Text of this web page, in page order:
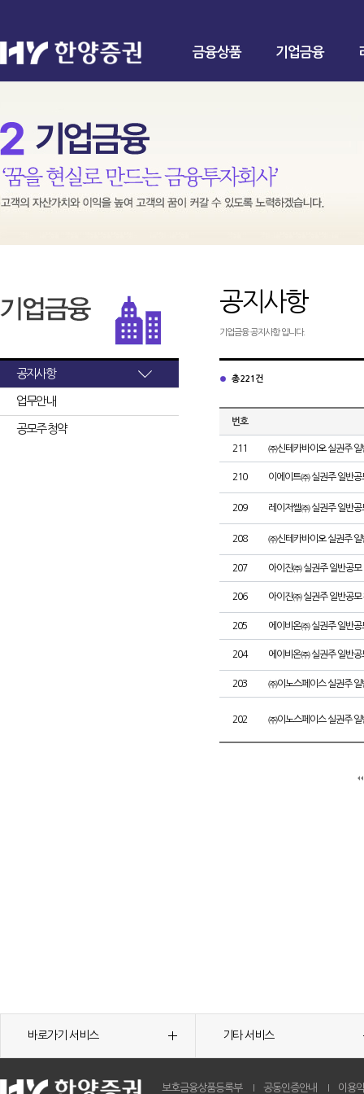
금융상품 기업금융
공지사항
업무안내
공모주 청약
공지사항
기업금융 공지사항 입니다.
총 221건
번호
211 ㈜신테카바이오 실권주 일
210 이에이트㈜ 실권주 일반공
209 레이저쎌㈜ 실권주 일반공
208 ㈜신테카바이오 실권주 일
207 아이진㈜ 실권주 일반공모
206 아이진㈜ 실권주 일반공모
205 에이비온㈜ 실권주 일반공
204 에이비온㈜ 실권주 일반공
203 ㈜이노스페이스 실권주 일
202 ㈜이노스페이스 실권주 일
바로가기 서비스 기타 서비스
보호금융상품등록부 공동인증안내 이용